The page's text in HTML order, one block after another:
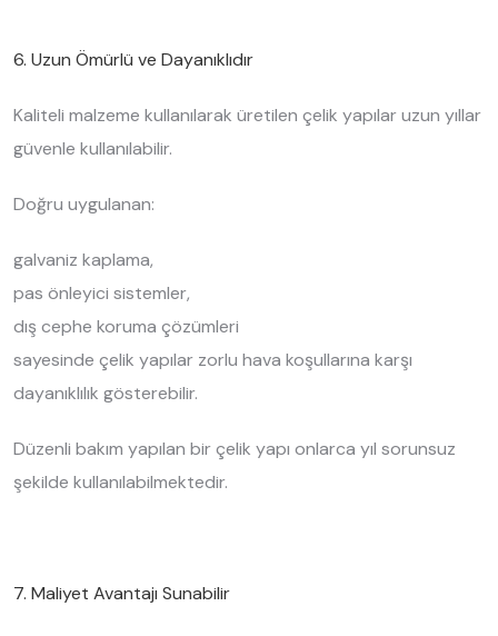
6. Uzun Ömürlü ve Dayanıklıdır
Kaliteli malzeme kullanılarak üretilen çelik yapılar uzun yıllar
güvenle kullanılabilir.
Doğru uygulanan:
galvaniz kaplama,
pas önleyici sistemler,
dış cephe koruma çözümleri
sayesinde çelik yapılar zorlu hava koşullarına karşı
dayanıklılık gösterebilir.
Düzenli bakım yapılan bir çelik yapı onlarca yıl sorunsuz
şekilde kullanılabilmektedir.
7. Maliyet Avantajı Sunabilir